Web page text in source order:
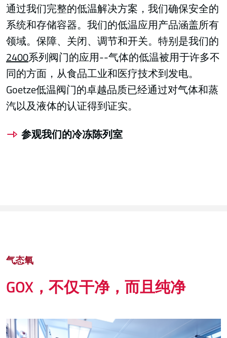
通过我们完整的低温解决方案，我们确保安全的
系统和存储容器。我们的低温应用产品涵盖所有
领域。保障、关闭、调节和开关。特别是我们的
2400系列阀门的应用--气体的低温被用于许多不
同的方面，从食品工业和医疗技术到发电。
Goetze低温阀门的卓越品质已经通过对气体和蒸
汽以及液体的认证得到证实。
参观我们的冷冻陈列室
气态氧
GOX，不仅干净，而且纯净